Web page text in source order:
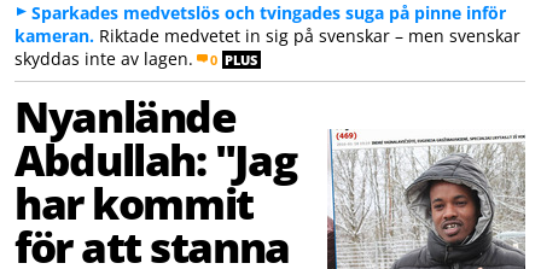
Sparkades medvetslös och tvingades suga på pinne inför
kameran. Riktade medvetet in sig på svenskar – men svenskar
skyddas inte av lagen.
0 PLUS
Nyanlände
Abdullah: "Jag
har kommit
för att stanna